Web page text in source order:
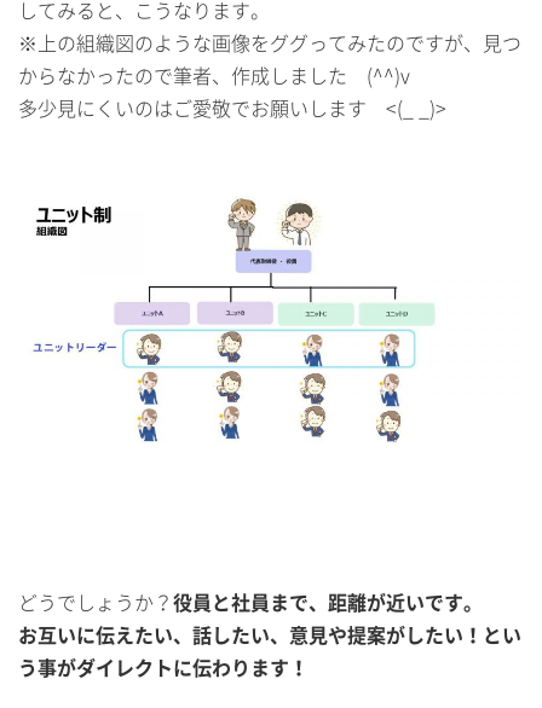
してみると、こうなります。
※上の組織図のような画像をググってみたのですが、見つ
からなかったので筆者、作成しました (^^)v
多少見にくいのはご愛敬でお願いします <(_ _)>
どうでしょうか？役員と社員まで、距離が近いです。
お互いに伝えたい、話したい、意見や提案がしたい！とい
う事がダイレクトに伝わります！